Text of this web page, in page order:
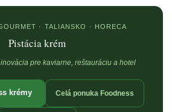
· TALIANSKO · HORECA
Pistácia krém
pre kaviarne, reštauráciu a hotel
krémy Celá ponuka Foodness